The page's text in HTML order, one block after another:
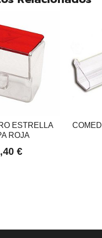
ESTRELLA
ROJA
€